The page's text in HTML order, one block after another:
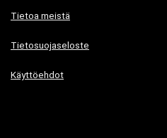
Tietoa meistä
Tietosuojaseloste
Käyttöehdot